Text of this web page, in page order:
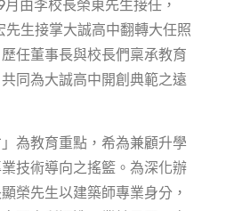
由李校長榮東先生接任，
生接掌大誠高中翻轉大任照
任董事長與校長們稟承教育
同為大誠高中開創典範之遠
教育重點，希為兼顧升學
技術導向之搖籃。為深化辦
榮先生以建築師專業身分，